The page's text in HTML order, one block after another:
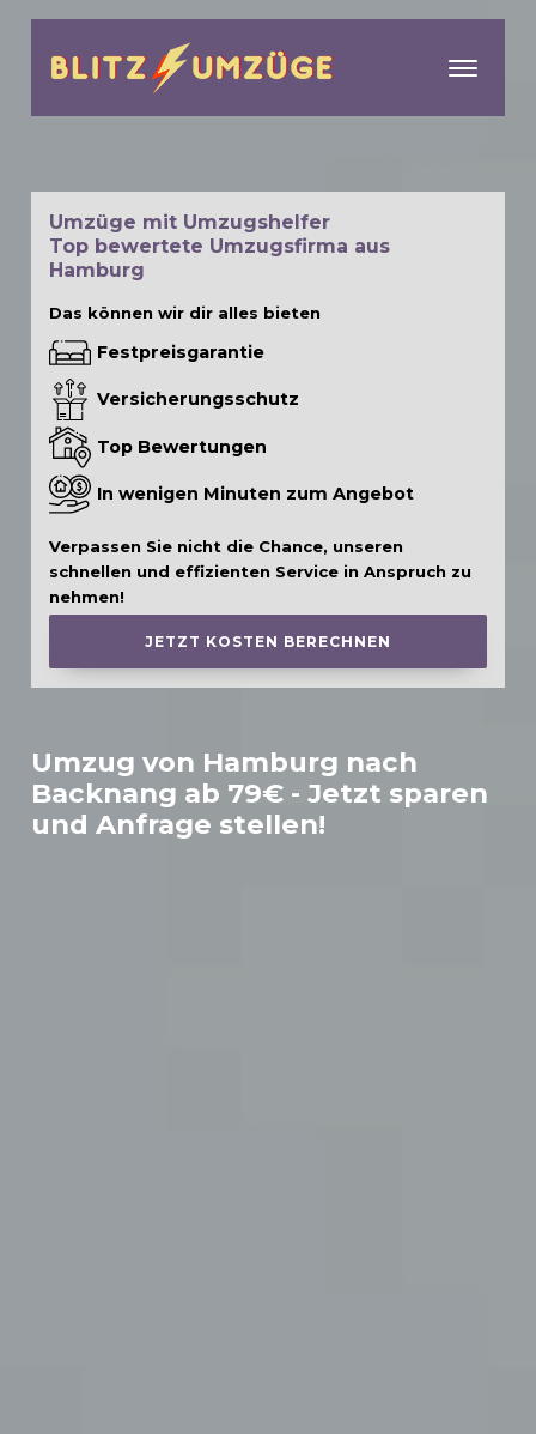
Umzug von Hamburg nach
Backnang ab 79€ - Jetzt sparen
und Anfrage stellen!
Umzüge mit Umzugshelfer
Top bewertete Umzugsfirma aus
Hamburg
Das können wir dir alles bieten
Festpreisgarantie
Versicherungsschutz
Top Bewertungen
In wenigen Minuten zum Angebot
Verpassen Sie nicht die Chance, unseren
schnellen und effizienten Service in Anspruch zu
nehmen!
JETZT KOSTEN BERECHNEN